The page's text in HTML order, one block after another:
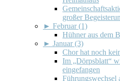
großer
► Februar (1)
Hühner aus dem
► Januar (3)
Chor hat noch
Im „Dörpsblatt“
eingefangen
Führungswechsel